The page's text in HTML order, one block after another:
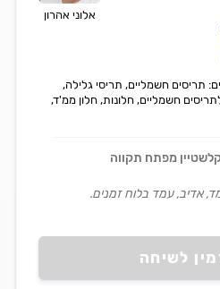
אלוני אהרון
לשיחה
תריסים חשמליים, תריסי גלילה,
חשמליים, חלונות, חלון ממ'ד,
מפתח תקווה
אדיב, עמד בלוח זמנים.